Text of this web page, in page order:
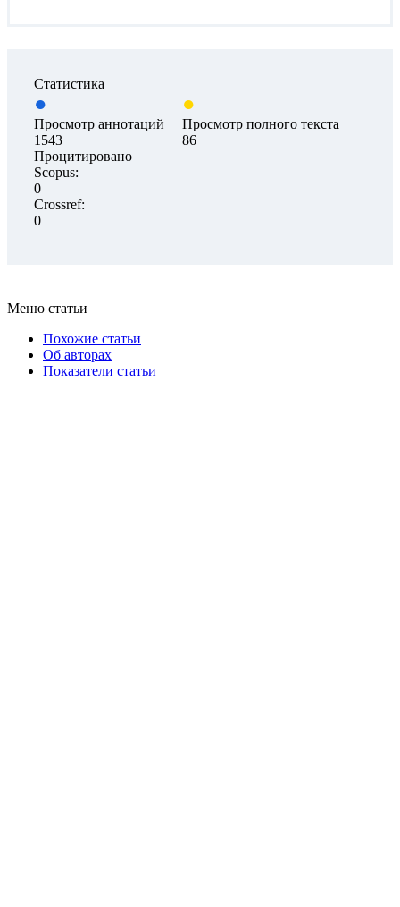
Статистика
Просмотр аннотаций
1543
Просмотр полного текста
86
Процитировано
Scopus:
0
Crossref:
0
Меню статьи
Похожие статьи
Об авторах
Показатели статьи